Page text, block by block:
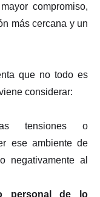
compromiso,
más cercana y un
que no todo es
considerar:
tensiones o
ese ambiente de
negativamente al
personal de lo